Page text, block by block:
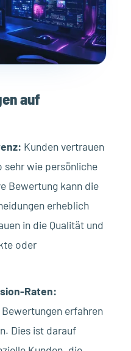
auf
Kunden vertrauen
sehr wie persönliche
Bewertung kann die
erheblich
in die Qualität und
oder
Raten:
erfahren
Dies ist darauf